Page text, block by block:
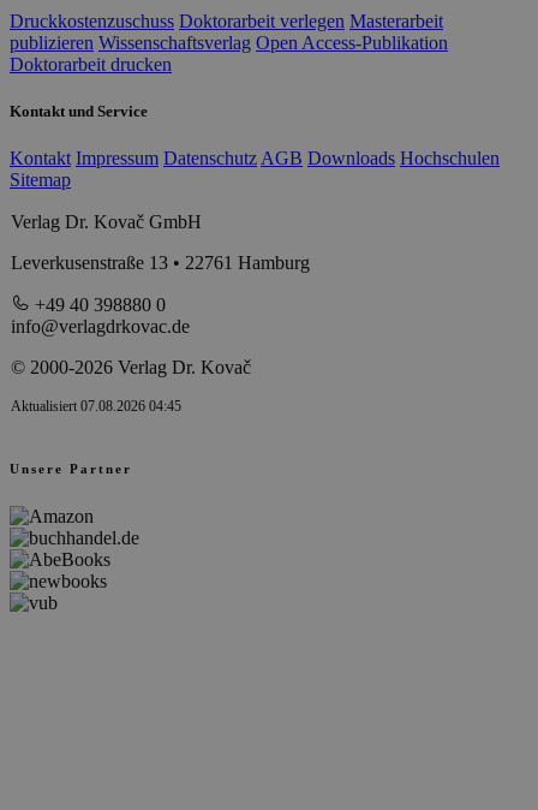
Druckkostenzuschuss Doktorarbeit verlegen Masterarbeit
publizieren Wissenschaftsverlag Open Access-Publikation
Doktorarbeit drucken
Kontakt und Service
Kontakt Impressum Datenschutz AGB Downloads Hochschulen
Sitemap
Verlag Dr. Kovač GmbH
Leverkusenstraße 13 • 22761 Hamburg
+49 40 398880 0
info@verlagdrkovac.de
© 2000-2026 Verlag Dr. Kovač
Aktualisiert 07.08.2026 04:45
Unsere Partner